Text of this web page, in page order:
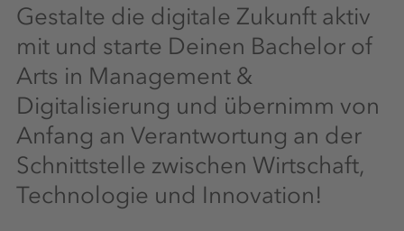
Gestalte die digitale Zukunft aktiv
mit und starte Deinen Bachelor of
Arts in Management &
Digitalisierung und übernimm von
Anfang an Verantwortung an der
Schnittstelle zwischen Wirtschaft,
Technologie und Innovation!